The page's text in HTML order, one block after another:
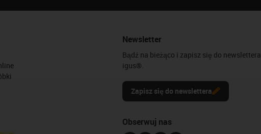
Newsletter
Bądź na bieżąco i zapisz się do newslettera
igus®.
Zapisz się do newslettera
Obserwuj nas